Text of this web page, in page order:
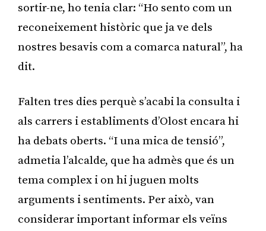
sortir-ne, ho tenia clar: “Ho sento com un
reconeixement històric que ja ve dels
nostres besavis com a comarca natural”, ha
dit.
Falten tres dies perquè s’acabi la consulta i
als carrers i establiments d’Olost encara hi
ha debats oberts. “I una mica de tensió”,
admetia l’alcalde, que ha admès que és un
tema complex i on hi juguen molts
arguments i sentiments. Per això, van
considerar important informar els veïns